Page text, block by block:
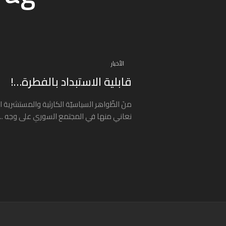
الأخبار
قابلية الاستبداد بالفطرة…!
منَ الظّواهر السياسيّة الكارثية والمستشرية
نعاني منها في المجتمع السوري على وجه